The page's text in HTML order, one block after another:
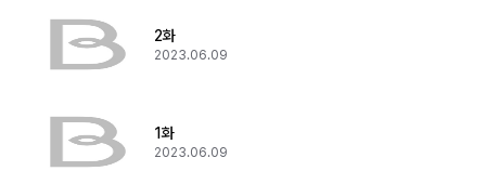
2화
2023.06.09
1화
2023.06.09